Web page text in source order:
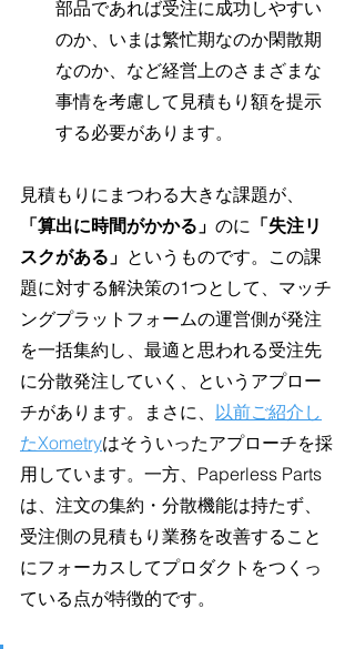
部品であれば受注に成功しやすい
のか、いまは繁忙期なのか閑散期
なのか、など経営上のさまざまな
事情を考慮して見積もり額を提示
する必要があります。
見積もりにまつわる大きな課題が、
「算出に時間がかかる」 のに 「失注リ
スクがある」 というものです。この課
題に対する解決策の1つとして、マッチ
ングプラットフォームの運営側が発注
を一括集約し、最適と思われる受注先
に分散発注していく、というアプロー
チがあります。まさに、 以前ご紹介し
たXometryはそういったアプローチを採
用しています。一方、Paperless Parts
は、注文の集約・分散機能は持たず、
受注側の見積もり業務を改善すること
にフォーカスしてプロダクトをつくっ
ている点が特徴的です。